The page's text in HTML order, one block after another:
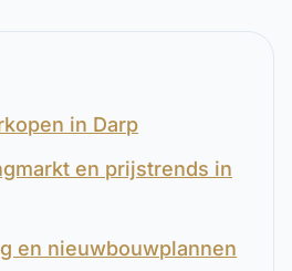
in Darp
en prijstrends in
en nieuwbouwplannen